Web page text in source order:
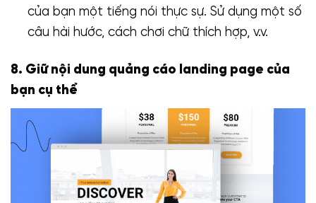
của bạn một tiếng nói thực sự. Sử dụng một số
câu hài hước, cách chơi chữ thích hợp, v.v.
8. Giữ nội dung quảng cáo landing page của
bạn cụ thể